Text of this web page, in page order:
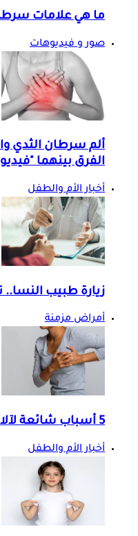
ما هي علامات
صور و فيديوهات
ألم سرطان الثدي
الفرق بينهما
أخبار الأم والطفل
زيارة طبيب
أمراض مزمنة
5 أسباب شائعة لآلام الثدي الأيسر عند السيدات
أخبار الأم والطفل